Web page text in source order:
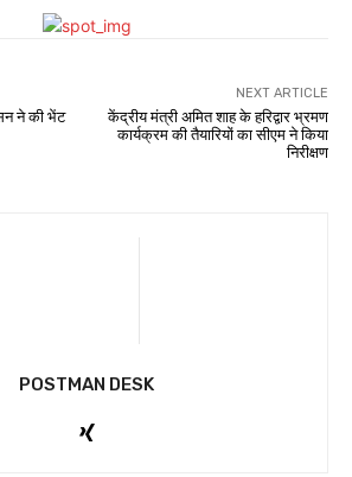
ने की भेंट
NEXT ARTICLE
केंद्रीय मंत्री अमित शाह के हरिद्वार भ्रमण
कार्यक्रम की तैयारियों का सीएम ने किया
निरीक्षण
POSTMAN DESK